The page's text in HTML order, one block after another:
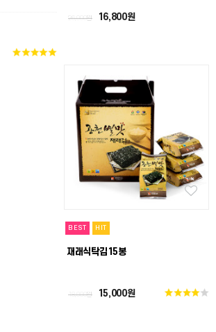
26,000원 16,800원
BEST HIT
재래식탁김15봉
18,000원 15,000원